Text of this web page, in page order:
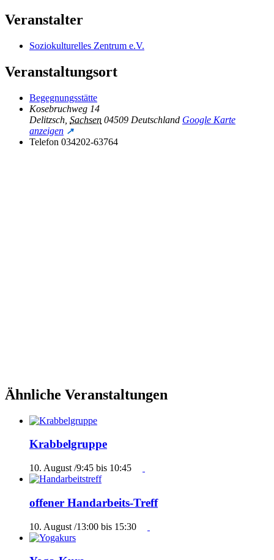
Veranstalter
Soziokulturelles Zentrum e.V.
Veranstaltungsort
Begegnungsstätte
Kosebruchweg 14
Delitzsch Sachsen 04509 Deutschland Google Karte
anzeigen
Telefon 034202-63764
Ähnliche Veranstaltungen
Krabbelgruppe
10. August /9:45 bis 10:45
offener Handarbeits-Treff
10. August /13:00 bis 15:30